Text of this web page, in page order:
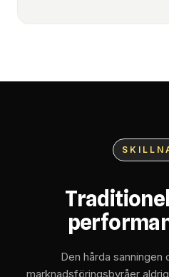
Den hårda
marknadsföringsbyråer